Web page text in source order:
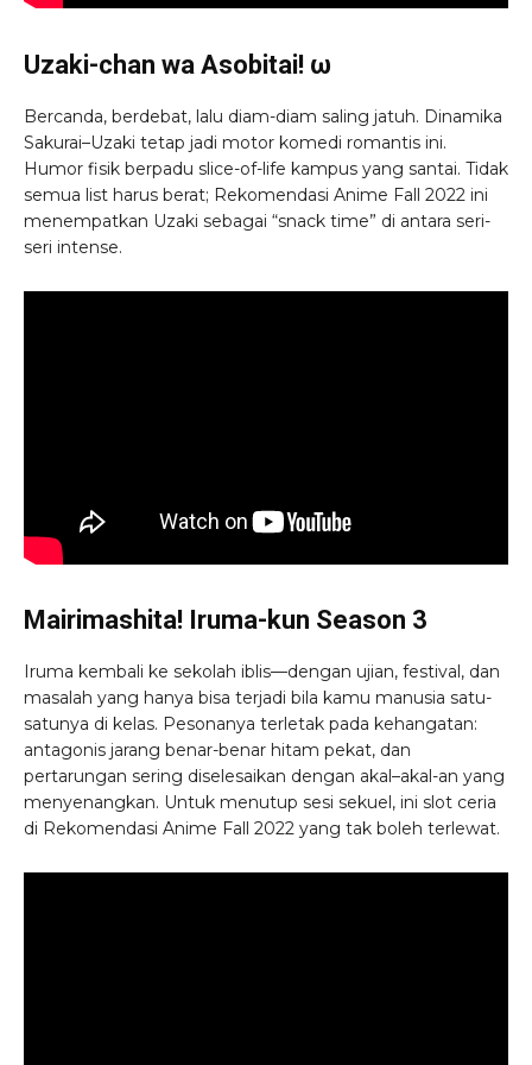
Uzaki-chan wa Asobitai! ω
Bercanda, berdebat, lalu diam-diam saling jatuh. Dinamika
Sakurai–Uzaki tetap jadi motor komedi romantis ini.
Humor fisik berpadu slice-of-life kampus yang santai. Tidak
semua list harus berat; Rekomendasi Anime Fall 2022 ini
menempatkan Uzaki sebagai “snack time” di antara seri-
seri intense.
Mairimashita! Iruma-kun Season 3
Iruma kembali ke sekolah iblis—dengan ujian, festival, dan
masalah yang hanya bisa terjadi bila kamu manusia satu-
satunya di kelas. Pesonanya terletak pada kehangatan:
antagonis jarang benar-benar hitam pekat, dan
pertarungan sering diselesaikan dengan akal–akal-an yang
menyenangkan. Untuk menutup sesi sekuel, ini slot ceria
di Rekomendasi Anime Fall 2022 yang tak boleh terlewat.